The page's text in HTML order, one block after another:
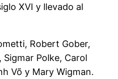
XVI y llevado al
Robert Gober,
Polke, Carol
Võ y Mary Wigman.